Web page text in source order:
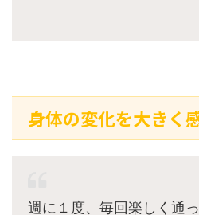
身体の変化を大きく
週に１度、毎回楽しく通